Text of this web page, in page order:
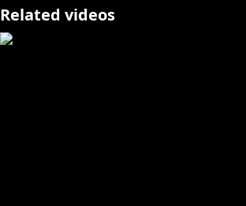
https://toon.at/donate/ara2434
Related videos